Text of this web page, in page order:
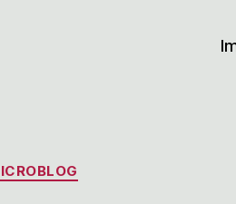
Kategorien